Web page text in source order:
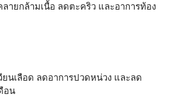
ายกล้ามเนื้อ ลดตะคริว และอาการท้อง
ยนเลือด ลดอาการปวดหน่วง และลด
อน